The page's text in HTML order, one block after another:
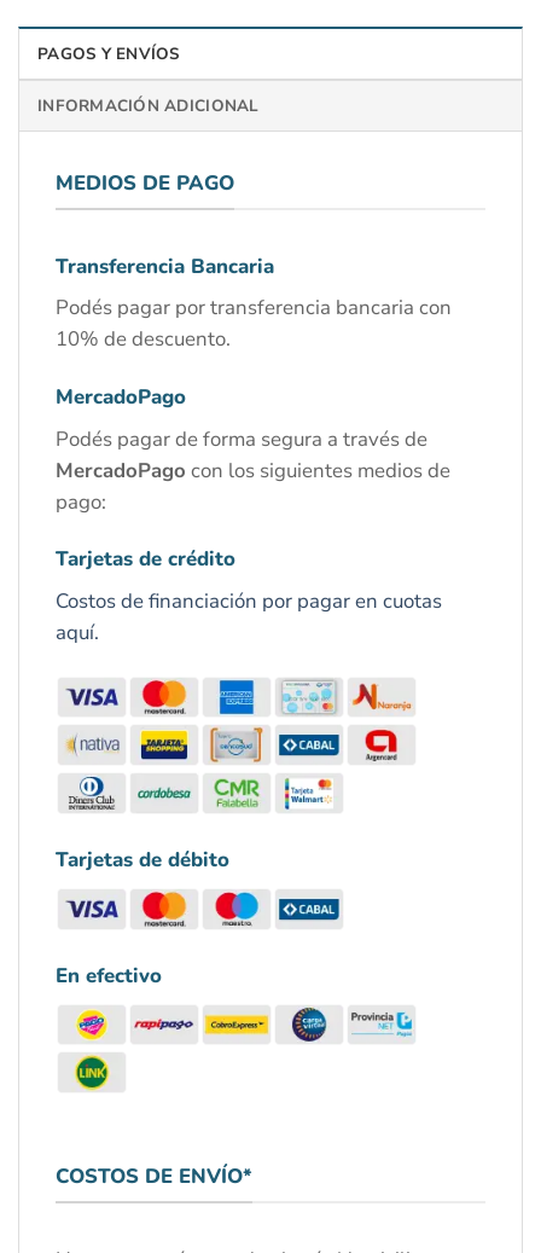
PAGOS Y ENVÍOS
INFORMACIÓN ADICIONAL
MEDIOS DE PAGO
Transferencia Bancaria
Podés pagar por transferencia bancaria con
10% de descuento.
MercadoPago
Podés pagar de forma segura a través de
MercadoPago con los siguientes medios de
pago:
Tarjetas de crédito
Costos de financiación por pagar en cuotas
aquí.
Tarjetas de débito
En efectivo
COSTOS DE ENVÍO*